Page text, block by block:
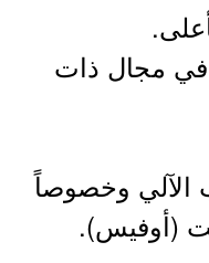
في مجال ذات
الآلي وخصوصاً
(أوفيس).